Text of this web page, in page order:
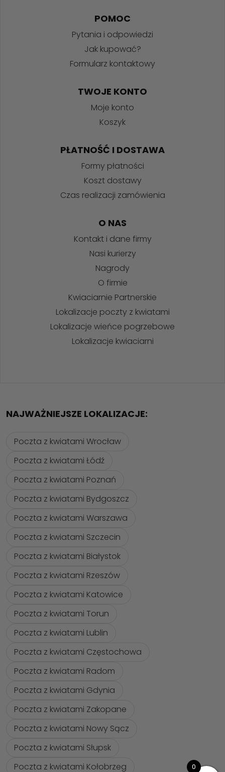
POMOC
Pytania i odpowiedzi
Jak kupować?
Formularz kontaktowy
TWOJE KONTO
Moje konto
Koszyk
PŁATNOŚĆ I DOSTAWA
Formy płatności
Koszt dostawy
Czas realizacji zamówienia
O NAS
Kontakt i dane firmy
Nasi kurierzy
Nagrody
O firmie
Kwiaciarnie Partnerskie
Lokalizacje poczty z kwiatami
Lokalizacje wieńce pogrzebowe
Lokalizacje kwiaciarni
NAJWAŻNIEJSZE LOKALIZACJE:
Poczta z kwiatami Wrocław
Poczta z kwiatami Łódź
Poczta z kwiatami Poznań
Poczta z kwiatami Bydgoszcz
Poczta z kwiatami Warszawa
Poczta z kwiatami Szczecin
Poczta z kwiatami Białystok
Poczta z kwiatami Rzeszów
Poczta z kwiatami Katowice
Poczta z kwiatami Torun
Poczta z kwiatami Lublin
Poczta z kwiatami Częstochowa
Poczta z kwiatami Radom
Poczta z kwiatami Gdynia
Poczta z kwiatami Zakopane
Poczta z kwiatami Nowy Sącz
Poczta z kwiatami Słupsk
Poczta z kwiatami Kołobrzeg
0